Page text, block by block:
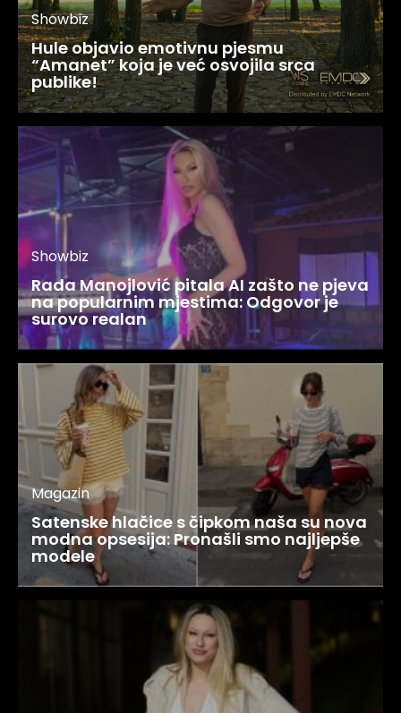
Showbiz
Hule objavio emotivnu pjesmu
“Amanet” koja je već osvojila srca
publike!
Showbiz
Rada Manojlović pitala AI zašto ne pjeva
na popularnim mjestima: Odgovor je
surovo realan
Magazin
Satenske hlačice s čipkom naša su nova
modna opsesija: Pronašli smo najljepše
modele